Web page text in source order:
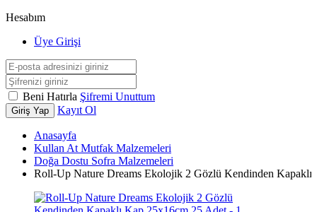
Hesabım
Üye Girişi
Beni Hatırla Şifremi Unuttum
Giriş Yap Kayıt Ol
Anasayfa
Kullan At Mutfak Malzemeleri
Doğa Dostu Sofra Malzemeleri
Roll-Up Nature Dreams Ekolojik 2 Gözlü Kendinden Kapaklı